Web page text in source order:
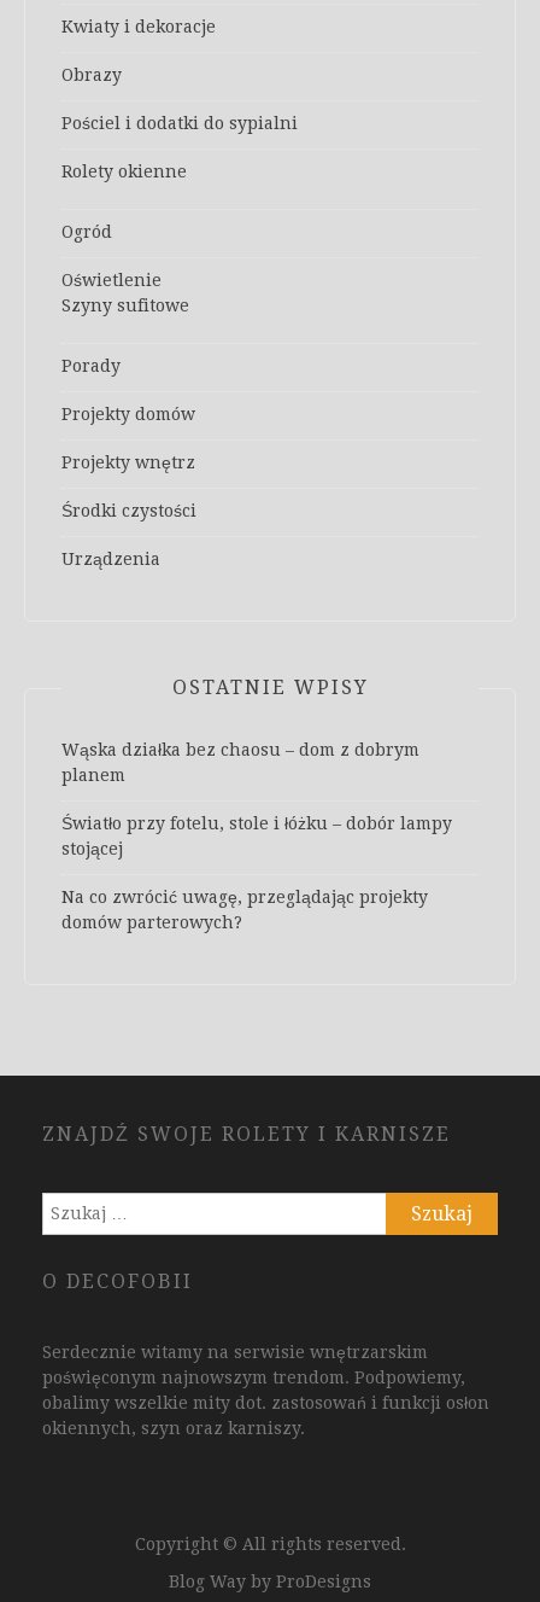
Kwiaty i dekoracje
Obrazy
Pościel i dodatki do sypialni
Rolety okienne
Ogród
Oświetlenie
Szyny sufitowe
Porady
Projekty domów
Projekty wnętrz
Środki czystości
Urządzenia
OSTATNIE WPISY
Wąska działka bez chaosu – dom z dobrym
planem
Światło przy fotelu, stole i łóżku – dobór lampy
stojącej
Na co zwrócić uwagę, przeglądając projekty
domów parterowych?
ZNAJDŹ SWOJE ROLETY I KARNISZE
Szukaj:
O DECOFOBII
Serdecznie witamy na serwisie wnętrzarskim
poświęconym najnowszym trendom. Podpowiemy,
obalimy wszelkie mity dot. zastosowań i funkcji osłon
okiennych, szyn oraz karniszy.
Copyright © All rights reserved.
Blog Way by ProDesigns